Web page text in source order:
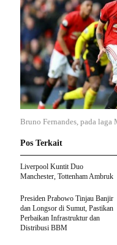
Bruno Fernandes, pada laga
Pos Terkait
Liverpool Kuntit Duo
Manchester, Tottenham Ambruk
Presiden Prabowo Tinjau Banjir
dan Longsor di Sumut, Pastikan
Perbaikan Infrastruktur dan
Distribusi BBM